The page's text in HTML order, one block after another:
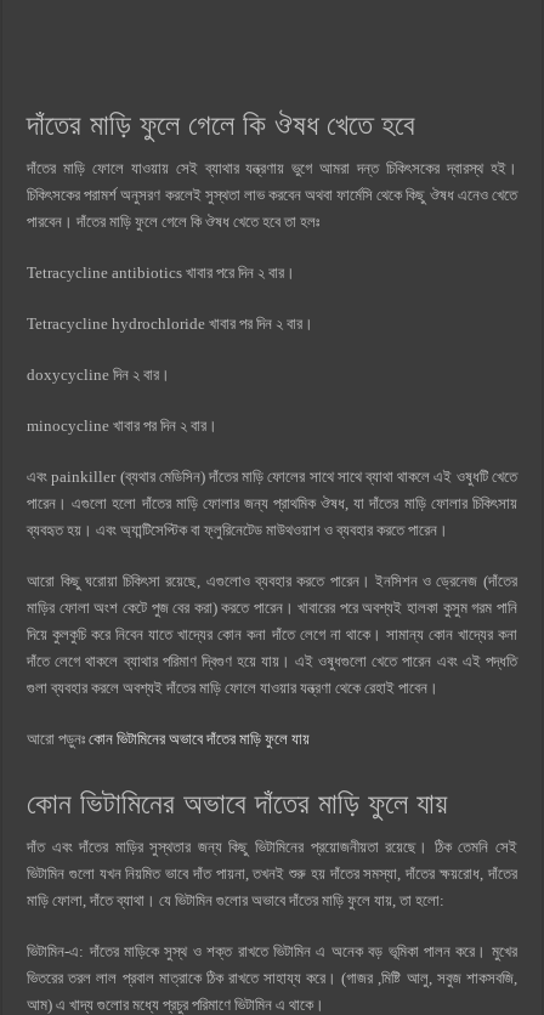
দাঁতের মাড়ি ফুলে গেলে কি ঔষধ খেতে হবে
দাঁতের মাড়ি ফোলে যাওয়ায় সেই ব্যাথার যন্ত্রণায় ভুগে আমরা দন্ত চিকিৎসকের দ্বারস্থ হই।
চিকিৎসকের পরামর্শ অনুসরণ করলেই সুস্থতা লাভ করবেন অথবা ফার্মেসি থেকে কিছু ঔষধ এনেও খেতে
পারবেন। দাঁতের মাড়ি ফুলে গেলে কি ঔষধ খেতে হবে তা হলঃ
Tetracycline antibiotics খাবার পরে দিন ২ বার।
Tetracycline hydrochloride খাবার পর দিন ২ বার।
doxycycline দিন ২ বার।
minocycline খাবার পর দিন ২ বার।
এবং painkiller (ব্যথার মেডিসিন) দাঁতের মাড়ি ফোলের সাথে সাথে ব্যাথা থাকলে এই ওষুধটি খেতে
পারেন। এগুলো হলো দাঁতের মাড়ি ফোলার জন্য প্রাথমিক ঔষধ, যা দাঁতের মাড়ি ফোলার চিকিৎসায়
ব্যবহৃত হয়। এবং অ্যান্টিসেপ্টিক বা ফ্লুরিনেটেড মাউথওয়াশ ও ব্যবহার করতে পারেন।
আরো কিছু ঘরোয়া চিকিৎসা রয়েছে, এগুলোও ব্যবহার করতে পারেন। ইনসিশন ও ড্রেনেজ (দাঁতের
মাড়ির ফোলা অংশ কেটে পুজ বের করা) করতে পারেন। খাবারের পরে অবশ্যই হালকা কুসুম গরম পানি
দিয়ে কুলকুচি করে নিবেন যাতে খাদ্যের কোন কনা দাঁতে লেগে না থাকে। সামান্য কোন খাদ্যের কনা
দাঁতে লেগে থাকলে ব্যাথার পরিমাণ দ্বিগুণ হয়ে যায়। এই ওষুধগুলো খেতে পারেন এবং এই পদ্ধতি
গুলা ব্যবহার করলে অবশ্যই দাঁতের মাড়ি ফোলে যাওয়ার যন্ত্রণা থেকে রেহাই পাবেন।
আরো পড়ুনঃকোন ভিটামিনের অভাবে দাঁতের মাড়ি ফুলে যায়
কোন ভিটামিনের অভাবে দাঁতের মাড়ি ফুলে যায়
দাঁত এবং দাঁতের মাড়ির সুস্থতার জন্য কিছু ভিটামিনের প্রয়োজনীয়তা রয়েছে। ঠিক তেমনি সেই
ভিটামিন গুলো যখন নিয়মিত ভাবে দাঁত পায়না, তখনই শুরু হয় দাঁতের সমস্যা, দাঁতের ক্ষয়রোধ, দাঁতের
মাড়ি ফোলা, দাঁতে ব্যাথা। যে ভিটামিন গুলোর অভাবে দাঁতের মাড়ি ফুলে যায়, তা হলো:
ভিটামিন-এ: দাঁতের মাড়িকে সুস্থ ও শক্ত রাখতে ভিটামিন এ অনেক বড় ভূমিকা পালন করে। মুখের
ভিতরের তরল লাল প্রবাল মাত্রাকে ঠিক রাখতে সাহায্য করে। (গাজর ,মিষ্টি আলু, সবুজ শাকসবজি,
আম) এ খাদ্য গুলোর মধ্যে প্রচুর পরিমাণে ভিটামিন এ থাকে।